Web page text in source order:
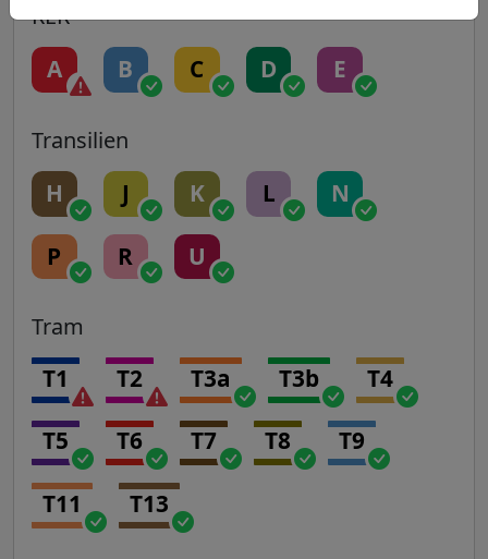
RER
A B C D E
Transilien
H J K L N
P R U
Tram
T1 T2 T3a T3b T4
T5 T6 T7 T8 T9
T11 T13